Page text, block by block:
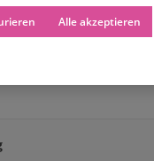
Alle akzeptieren